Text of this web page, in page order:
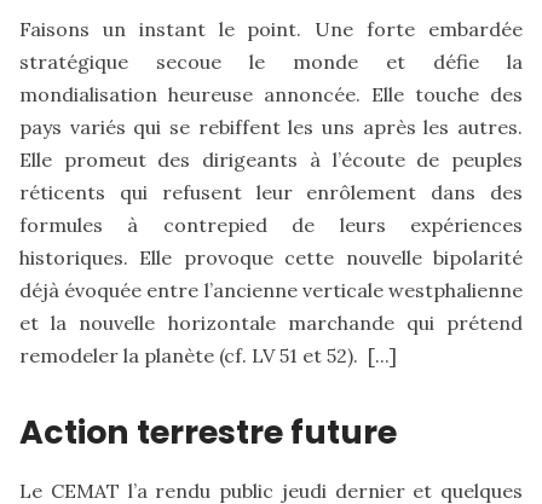
Faisons un instant le point. Une forte embardée
stratégique secoue le monde et défie la
mondialisation heureuse annoncée. Elle touche des
pays variés qui se rebiffent les uns après les autres.
Elle promeut des dirigeants à l’écoute de peuples
réticents qui refusent leur enrôlement dans des
formules à contrepied de leurs expériences
historiques. Elle provoque cette nouvelle bipolarité
déjà évoquée entre l’ancienne verticale westphalienne
et la nouvelle horizontale marchande qui prétend
remodeler la planète (cf. LV 51 et 52). [...]
Action terrestre future
Le CEMAT l’a rendu public jeudi dernier et quelques